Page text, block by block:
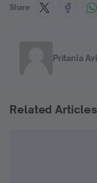
Share
Pritania
Related Articles